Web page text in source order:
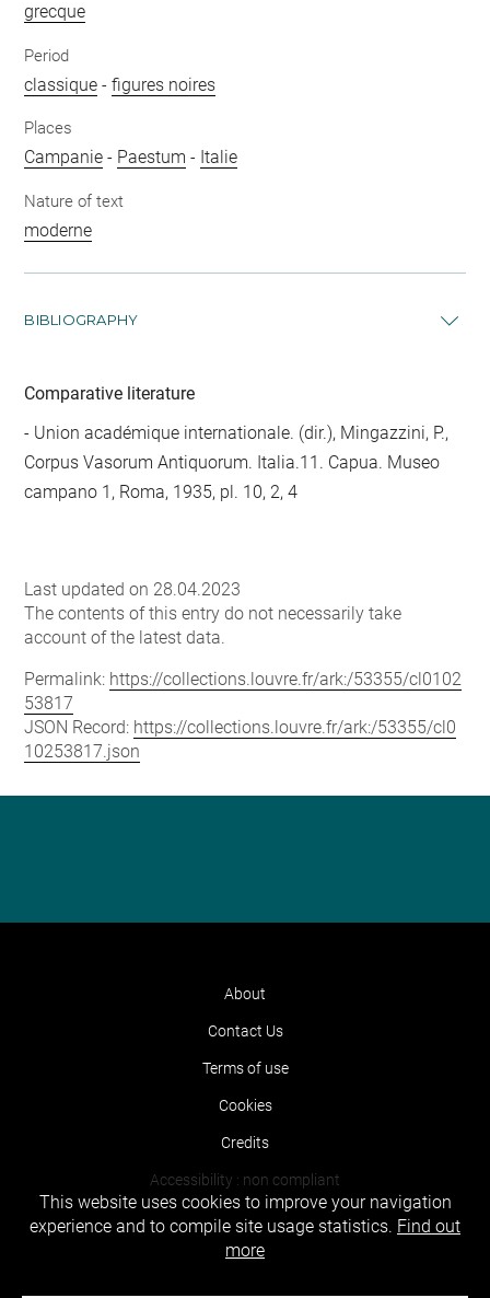
grecque
Period
classique -figures noires
Places
Campanie - Paestum - Italie
Nature of text
moderne
BIBLIOGRAPHY
Comparative literature
- Union académique internationale. (dir.), Mingazzini, P.,
Corpus Vasorum Antiquorum. Italia.11. Capua. Museo
campano 1, Roma, 1935, pl. 10, 2, 4
Last updated on 28.04.2023
The contents of this entry do not necessarily take
account of the latest data.
Permalink: https://collections.louvre.fr/ark:/53355/cl0102
53817
JSON Record: https://collections.louvre.fr/ark:/53355/cl0
10253817.json
About
Contact Us
Terms of use
Cookies
Credits
Accessibility : non compliant
This website uses cookies to improve your navigation
experience and to compile site usage statistics. Find out
more